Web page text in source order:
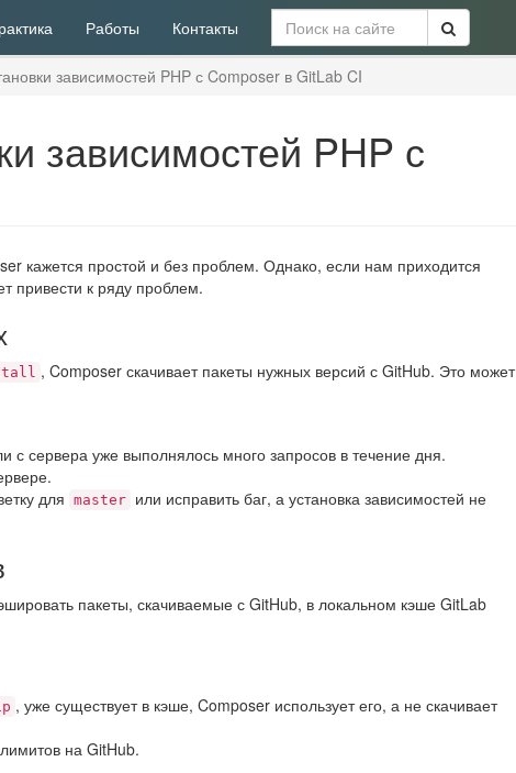
Работы Контакты
зависимостей PHP с Composer в GitLab CI
зависимостей PHP с
кажется простой и без проблем. Однако, если нам приходится
привести к ряду проблем.
, Composer скачивает пакеты нужных версий с GitHub. Это может
с сервера уже выполнялось много запросов в течение дня.
для master или исправить баг, а установка зависимостей не
пакеты, скачиваемые с GitHub, в локальном кэше GitLab
, уже существует в кэше, Composer использует его, а не скачивает
на GitHub.